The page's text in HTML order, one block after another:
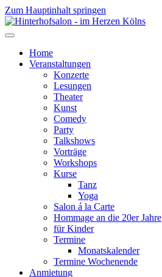
Zum Hauptinhalt springen
Home
Veranstaltungen
Konzerte
Lesungen
Theater
Kunst
Comedy
Party
Talkshows
Vorträge
Workshops
Kurse
Tanz
Yoga
Salon á la Carte
Hommage an die 20er Jahre
für Kinder
Termine
Monatskalender
Termine Wochenende
Anmietung